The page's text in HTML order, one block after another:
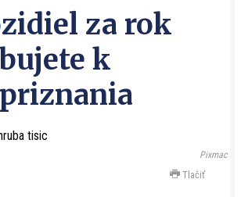
za rok
k
Pixmac
Tlačiť